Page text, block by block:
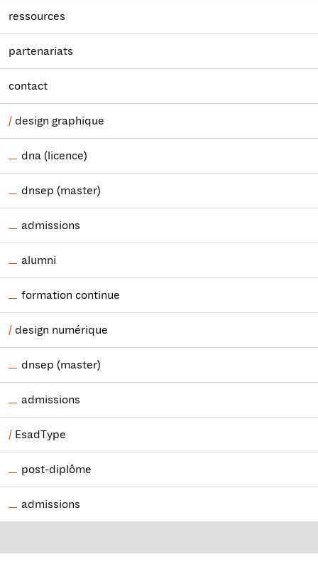
ressources
partenariats
contact
design graphique
dna (licence)
dnsep (master)
admissions
alumni
formation continue
design numérique
dnsep (master)
admissions
EsadType
post-diplôme
admissions